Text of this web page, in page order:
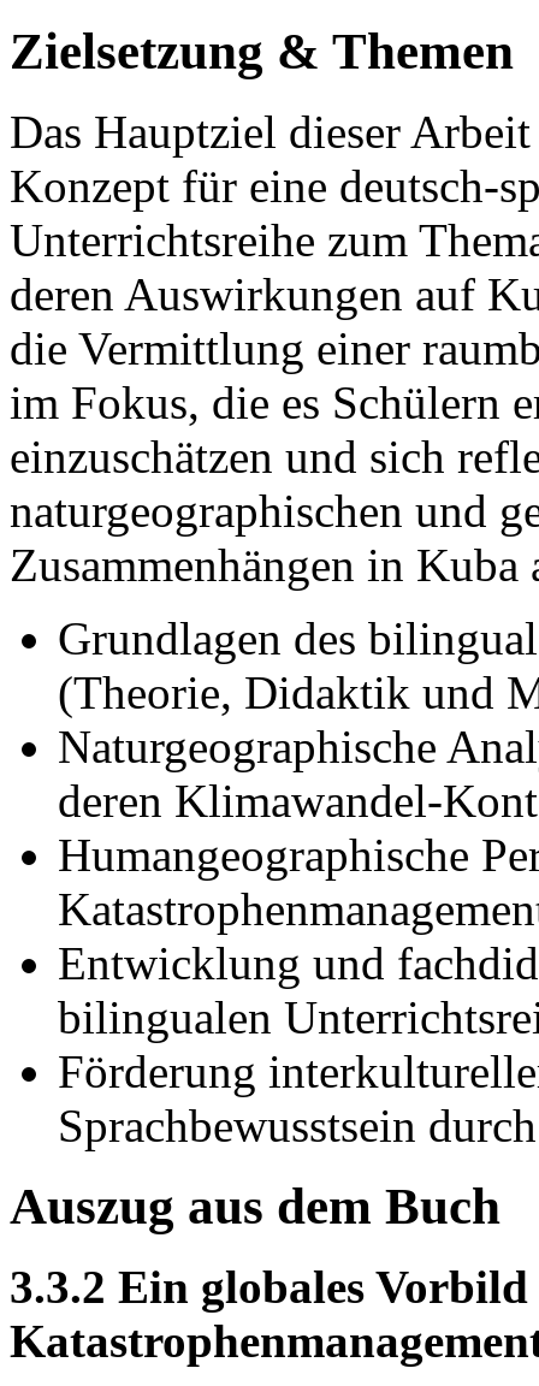
Zielsetzung & Themen
Das Hauptziel dieser
Konzept für eine deutsch-
Unterrichtsreihe zum
deren Auswirkungen auf
die Vermittlung einer
im Fokus, die es Schülern
einzuschätzen und sich
naturgeographischen und
Zusammenhängen in Kuba
Grundlagen des
(Theorie, Didaktik und
Naturgeographische
deren Klimawandel-
Humangeographische
Entwicklung und
bilingualen
Förderung
Sprachbewusstsein
Auszug aus dem Buch
3.3.2 Ein globales